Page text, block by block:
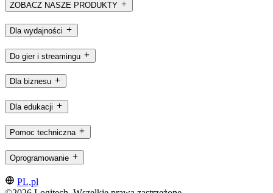
ZOBACZ NASZE PRODUKTY
Dla wydajności
Do gier i streamingu
Dla biznesu
Dla edukacji
Pomoc techniczna
Oprogramowanie
PL,pl